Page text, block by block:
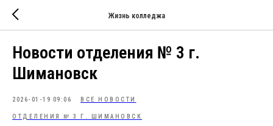
Жизнь колледжа
Новости отделения № 3 г.
Шимановск
2026-01-19 09:06 ВСЕ НОВОСТИ
ОТДЕЛЕНИЯ № 3 Г. ШИМАНОВСК